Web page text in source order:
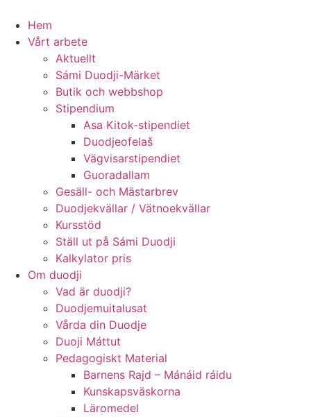
innehåll
Hem
Vårt arbete
Aktuellt
Sámi Duodji-Märket
Butik och webbshop
Stipendium
Asa Kitok-stipendiet
Duodjeofelaš
Vägvisarstipendiet
Guoradallam
Gesäll- och Mästarbrev
Duodjekvällar / Vätnoekvällar
Kursstöd
Ställ ut på Sámi Duodji
Kalkylator pris
Om duodji
Vad är duodji?
Duodjemuitalusat
Vårda din Duodje
Duoji Máttut
Pedagogiskt Material
Barnens Rajd – Mánáid ráidu
Kunskapsväskorna
Läromedel